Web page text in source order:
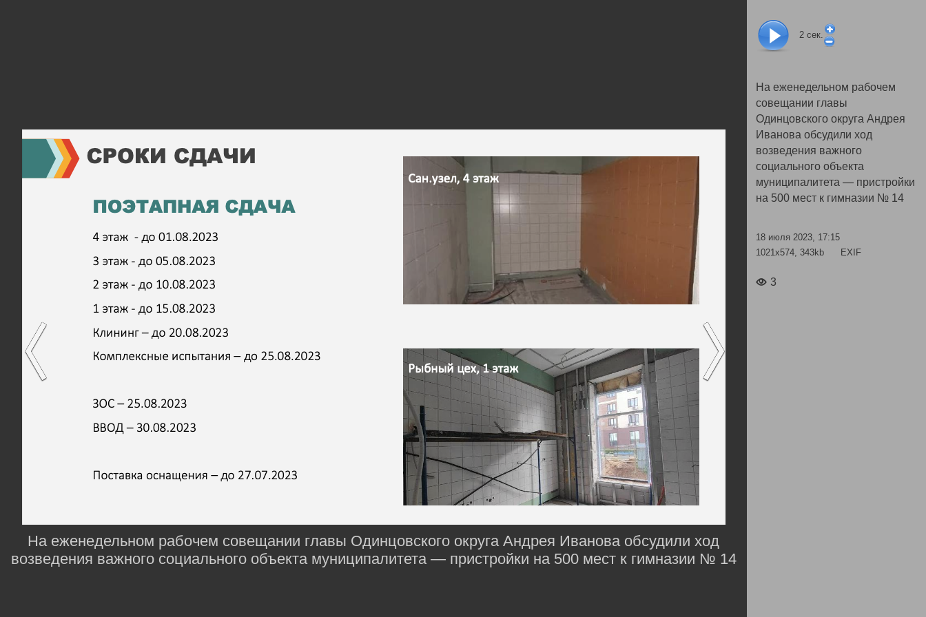
2 сек.
На еженедельном рабочем
совещании главы
Одинцовского округа Андрея
Иванова обсудили ход
возведения важного
социального объекта
муниципалитета — пристройки
на 500 мест к гимназии № 14
18 июля 2023, 17:15
1021x574, 343kb
EXIF
3
На еженедельном рабочем совещании главы Одинцовского округа Андрея Иванова обсудили ход
возведения важного социального объекта муниципалитета — пристройки на 500 мест к гимназии № 14